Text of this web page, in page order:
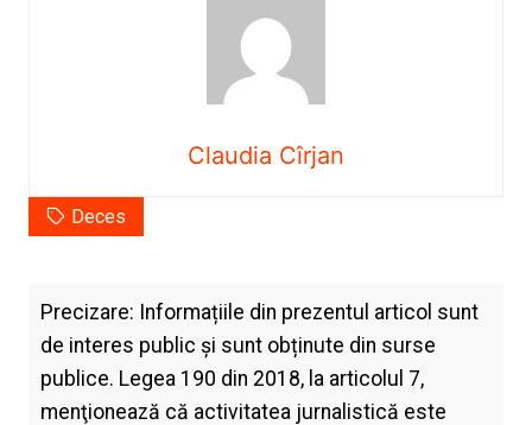
Claudia Cîrjan
Deces
Precizare: Informațiile din prezentul articol sunt
de interes public și sunt obținute din surse
publice. Legea 190 din 2018, la articolul 7,
menţionează că activitatea jurnalistică este